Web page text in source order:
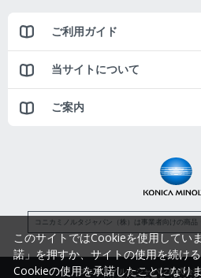
ご利用ガイド
当サイトについて
ご案内
コニカミノルタジャパン（株）は事業者向けの商品
コニカミノルタジャパン株式会
このサイトではCookieを使用してい
諾」を押すか、サイトの使用を続け
Cookieの使用を承諾したことになり